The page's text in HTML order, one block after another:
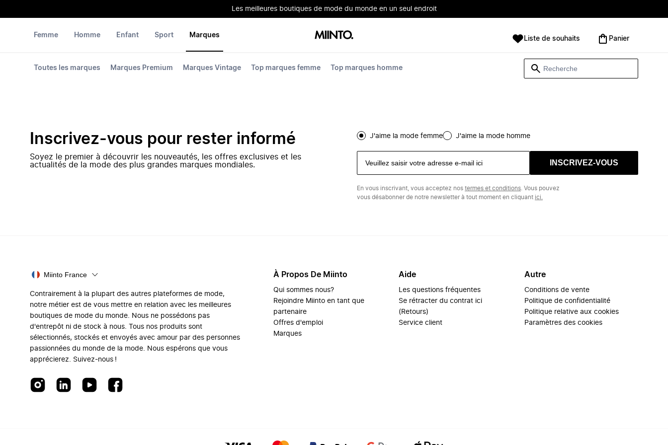
Les meilleures boutiques de mode du monde en un seul endroit
Femme Homme Enfant Sport Marques
Toutes les marques Marques Premium Marques Vintage Top marques femme Top marques homme
Liste de souhaits Panier
Inscrivez-vous pour rester informé
Soyez le premier à découvrir les nouveautés, les offres exclusives et les
actualités de la mode des plus grandes marques mondiales.
J'aime la mode femme J'aime la mode homme
INSCRIVEZ-VOUS
En vous inscrivant, vous acceptez nos termes et conditions . Vous pouvez
vous désabonner de notre newsletter à tout moment en cliquant ici.
Miinto France
Contrairement à la plupart des autres plateformes de mode,
notre métier est de vous mettre en relation avec les meilleures
boutiques de mode du monde. Nous ne possédons pas
d'entrepôt ni de stock à nous. Tous nos produits sont
sélectionnés, stockés et envoyés avec amour par des personnes
passionnées du monde de la mode. Nous espérons que vous
apprécierez. Suivez-nous !
À Propos De Miinto
Qui sommes nous?
Rejoindre Miinto en tant que
partenaire
Offres d'emploi
Marques
Aide
Les questions fréquentes
Se rétracter du contrat ici
(Retours)
Service client
Autre
Conditions de vente
Politique de confidentialité
Politique relative aux cookies
Paramètres des cookies